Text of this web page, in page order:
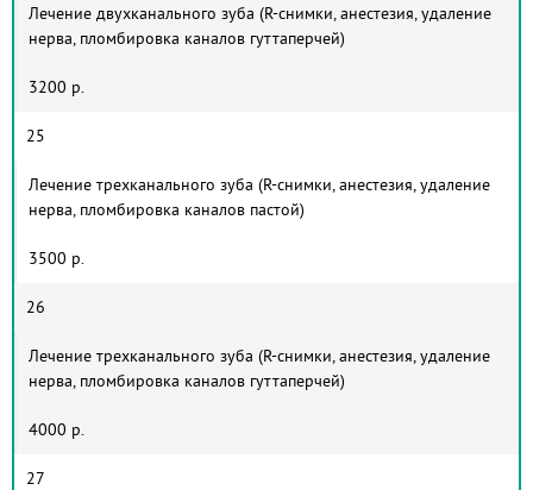
Лечение двухканального зуба (R-снимки, анестезия, удаление
нерва, пломбировка каналов гуттаперчей)
3200 р.
25
Лечение трехканального зуба (R-снимки, анестезия, удаление
нерва, пломбировка каналов пастой)
3500 р.
26
Лечение трехканального зуба (R-снимки, анестезия, удаление
нерва, пломбировка каналов гуттаперчей)
4000 р.
27